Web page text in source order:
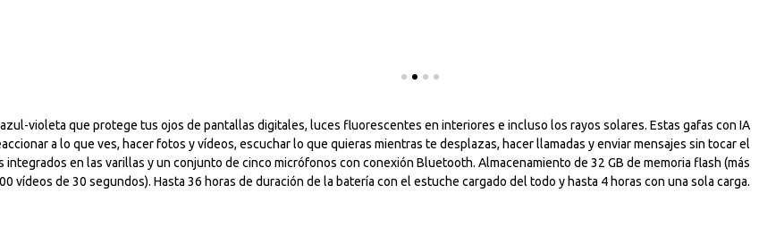
violeta que protege tus ojos de pantallas digitales, luces fluorescentes en interiores e incluso los rayos solares. Estas gafas con IA
a lo que ves, hacer fotos y vídeos, escuchar lo que quieras mientras te desplazas, hacer llamadas y enviar mensajes sin tocar el
en las varillas y un conjunto de cinco micrófonos con conexión Bluetooth. Almacenamiento de 32 GB de memoria flash (más
vídeos de 30 segundos). Hasta 36 horas de duración de la batería con el estuche cargado del todo y hasta 4 horas con una sola carga.